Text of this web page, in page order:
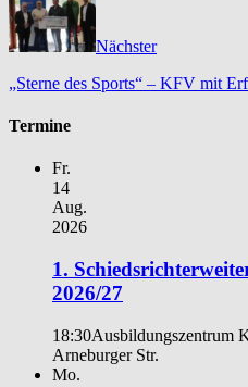
Nächster
„Sterne des Sports“ – KFV mit
Termine
Fr.
14
Aug.
2026
1.
2026/27
18:30Ausbildungszentrum
Arneburger Str.
Mo.